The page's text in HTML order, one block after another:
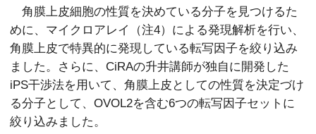
角膜上皮細胞の性質を決めている分子を見つけるた
めに、マイクロアレイ（注4）による発現解析を行い、
角膜上皮で特異的に発現している転写因子を絞り込み
ました。さらに、CiRAの升井講師が独自に開発した
iPS干渉法を用いて、角膜上皮としての性質を決定づけ
る分子として、OVOL2を含む6つの転写因子セットに
絞り込みました。